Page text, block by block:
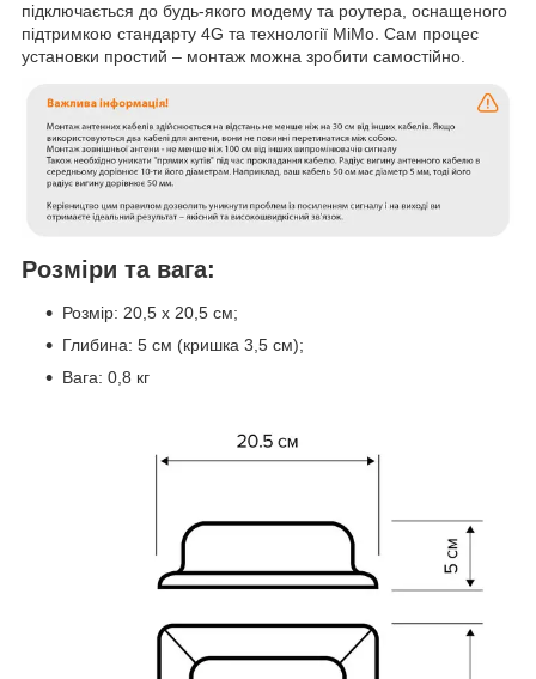
підключається до будь-якого модему та роутера, оснащеного
підтримкою стандарту 4G та технології MiMo. Сам процес
установки простий – монтаж можна зробити самостійно.
Розміри та вага:
Розмір: 20,5 х 20,5 см;
Глибина: 5 см (кришка 3,5 см);
Вага: 0,8 кг